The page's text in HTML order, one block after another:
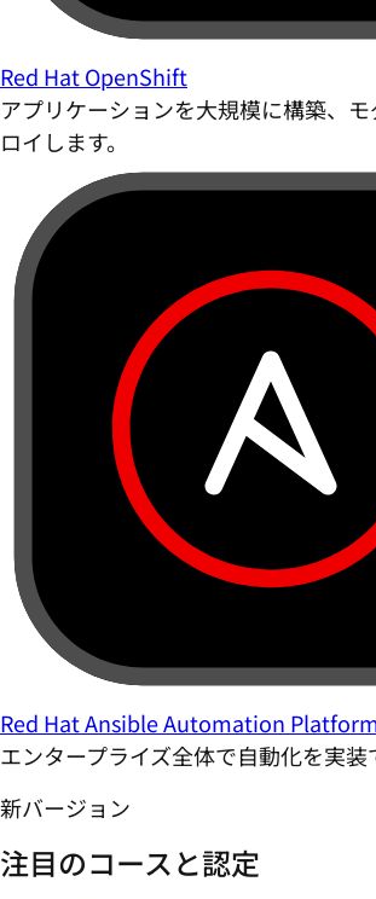
Red Hat OpenShift
アプリケーションを大規模に構築、
ロイします。
Red Hat Ansible Automation
エンタープライズ全体で自動化を実装
新バージョン
注目のコースと認定